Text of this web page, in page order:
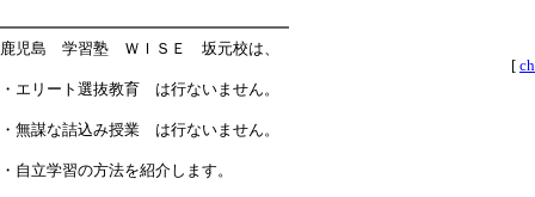
鹿児島 学習塾 ＷＩＳＥ 坂元校は、
・エリート選抜教育 は行ないません。
・無謀な詰込み授業 は行ないません。
・自立学習の方法を紹介します。
[